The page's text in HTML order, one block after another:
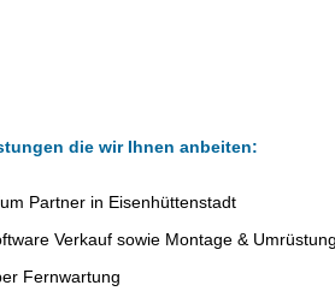
die wir Ihnen anbeiten:
Partner in Eisenhüttenstadt
Verkauf sowie Montage &
Fernwartung